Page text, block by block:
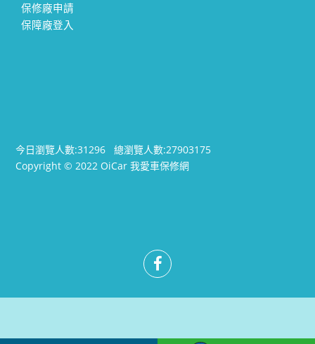
保修廠申請
保障廠登入
今日瀏覽人數:31296總瀏覽人數:27903175
Copyright © 2022 OiCar 我愛車保修網